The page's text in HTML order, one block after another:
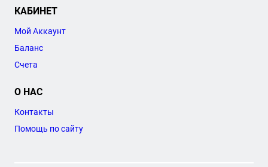
КАБИНЕТ
Мой Аккаунт
Баланс
Счета
О НАС
Контакты
Помощь по сайту